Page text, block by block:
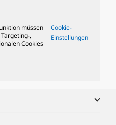
müssen
,
Cookies
Cookie-
Einstellungen